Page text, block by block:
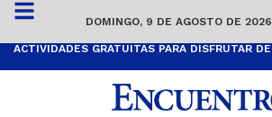
DOMINGO, 9 DE AGOSTO DE 2026